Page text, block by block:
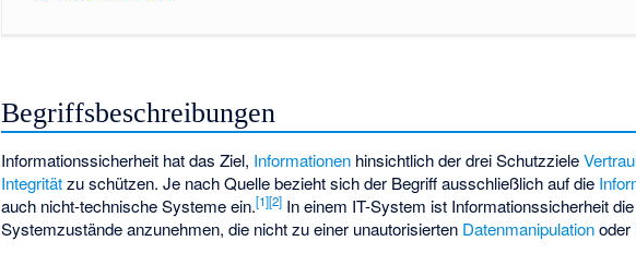
Begriffsbeschreibungen
Informationssicherheit hat das Ziel, Informationen hinsichtlich der drei Schutzziele
Integritätzu schützen. Je nach Quelle bezieht sich der Begriff ausschließlich auf die
auch nicht-technische Systeme ein.[1][2] In einem IT-System ist Informationssicherheit
Systemzustände anzunehmen, die nicht zu einer unautorisierten Datenmanipulationoder